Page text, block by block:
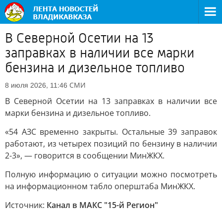
В Северной Осетии на 13
заправках в наличии все марки
бензина и дизельное топливо
8 июля 2026, 11:46 СМИ
В Северной Осетии на 13 заправках в наличии все
марки бензина и дизельное топливо.
«54 АЗС временно закрыты. Остальные 39 заправок
работают, из четырех позиций по бензину в наличии
2-3», — говорится в сообщении МинЖКХ.
Полную информацию о ситуации можно посмотреть
на информационном табло оперштаба МинЖКХ.
Источник: Канал в МАКС "15-й Регион"